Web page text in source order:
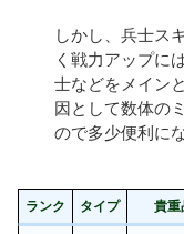
しかし、兵士ス
く戦力アップに
士などをメイン
因として数体の
ので多少便利に
ランク タイプ 貴重